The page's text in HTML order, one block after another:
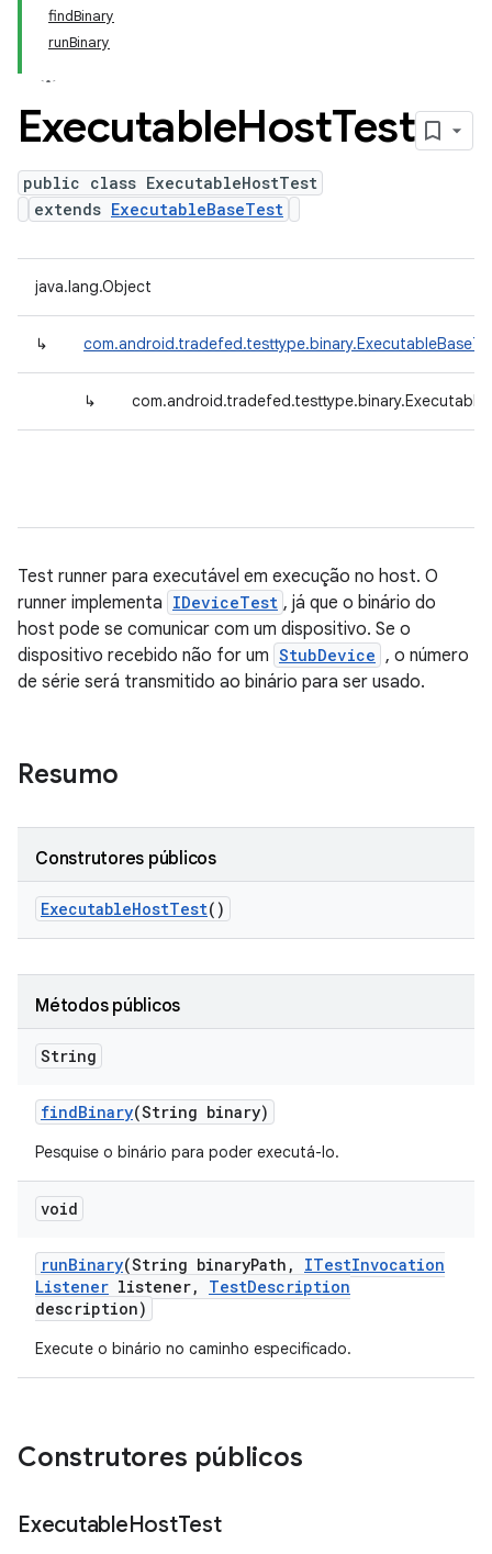
findBinary
runBinary
ExecutableHostTest
public class ExecutableHostTest
extends ExecutableBaseTest
java.lang.Object
↳
↳
Test runner para executável em execução no host. O
runner implementa IDeviceTest , já que o binário do
host pode se comunicar com um dispositivo. Se o
dispositivo recebido não for um StubDevice , o número
de série será transmitido ao binário para ser usado.
Resumo
Construtores públicos
ExecutableHostTest()
Métodos públicos
String
findBinary(String binary)
Pesquise o binário para poder executá-lo.
void
runBinary(String binaryPath , ITestInvocation
Listener listener, TestDescription
description)
Execute o binário no caminho especificado.
Construtores públicos
ExecutableHostTest